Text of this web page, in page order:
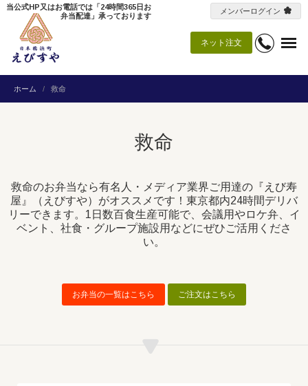
ネット注文
当公式HP又はお電話では「24時間365日お
弁当配達」承っております
メンバーログイン
ホーム 救命
救命
救命のお弁当なら有名人・メディア業界ご用達の『えび寿
屋』（えびすや）がオススメです！東京都内24時間デリバ
リーできます。1日数百食生産可能で、会議用やロケ弁、イ
ベント、社食・グループ施設用などにぜひご活用くださ
い。
お弁当の一覧はこちら ご注文はこちら